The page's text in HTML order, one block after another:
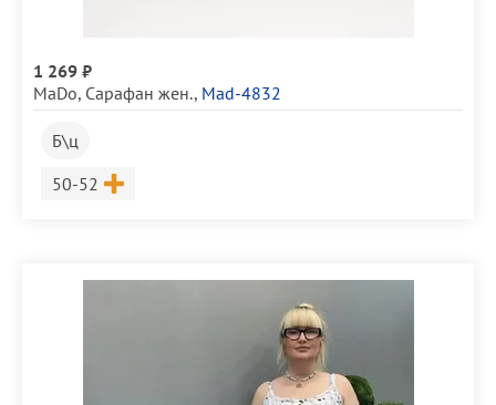
1 269 ₽
MaDo, Сарафан жен., Mad-4832
Б\ц
Размер
50-52